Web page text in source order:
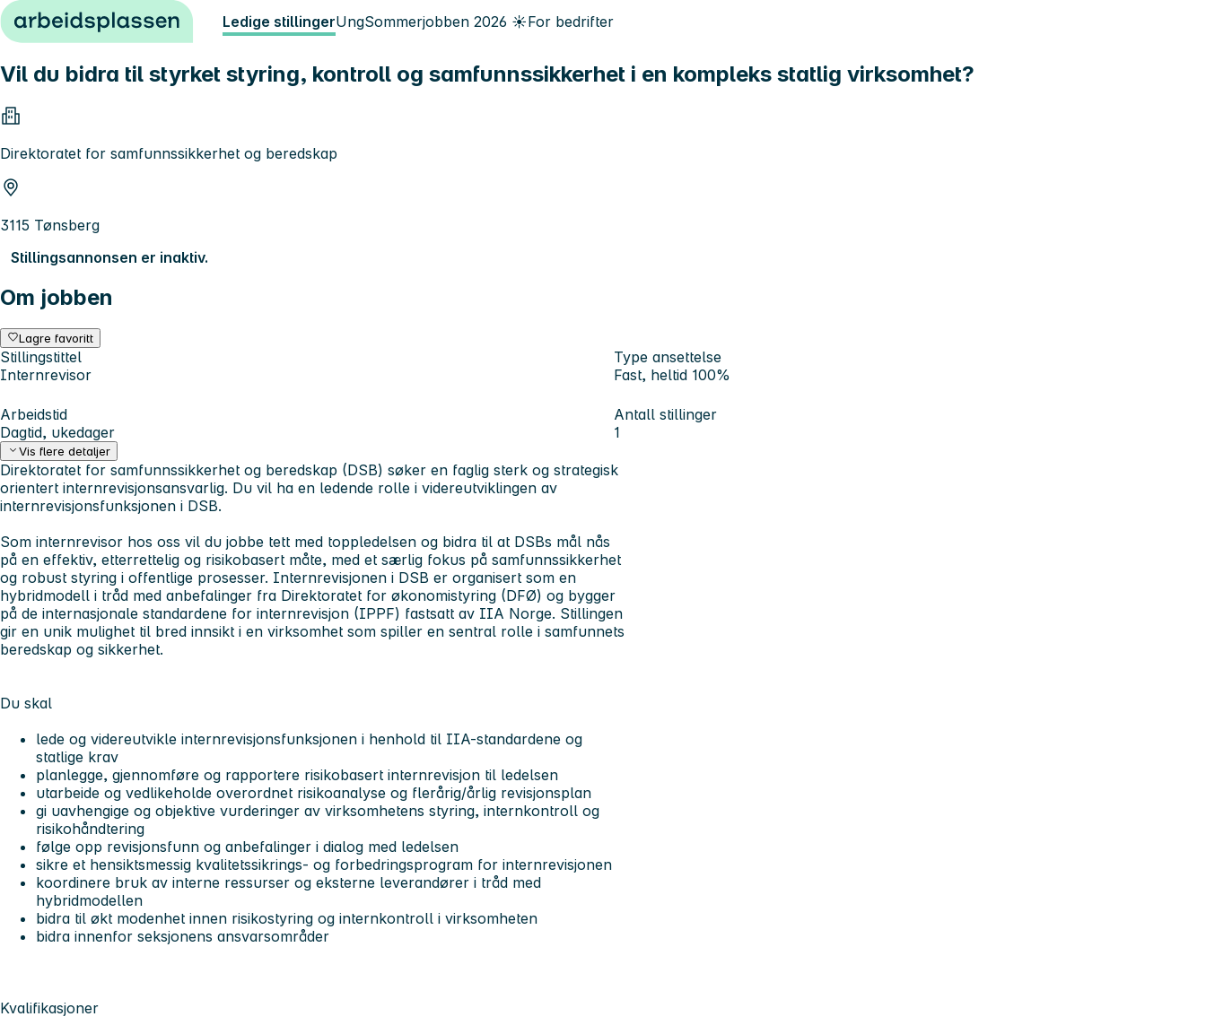
Hopp til innhold Ledige stillingerUngSommerjobben 2026 ☀️For bedrifter
Vil du bidra til styrket styring, kontroll og samfunnssikkerhet i en kompleks statlig virksomhet?
Direktoratet for samfunnssikkerhet og beredskap
3115 Tønsberg
Stillingsannonsen er inaktiv.
Om jobben
Lagre favoritt
Stillingstittel
Internrevisor
Type ansettelse
Fast, heltid 100%
Arbeidstid
Dagtid, ukedager
Antall stillinger
1
Vis flere detaljer
Direktoratet for samfunnssikkerhet og beredskap (DSB) søker en faglig sterk og strategisk
orientert internrevisjonsansvarlig. Du vil ha en ledende rolle i videreutviklingen av
internrevisjonsfunksjonen i DSB.
Som internrevisor hos oss vil du jobbe tett med toppledelsen og bidra til at DSBs mål nås
på en effektiv, etterrettelig og risikobasert måte, med et særlig fokus på samfunnssikkerhet
og robust styring i offentlige prosesser. Internrevisjonen i DSB er organisert som en
hybridmodell i tråd med anbefalinger fra Direktoratet for økonomistyring (DFØ) og bygger
på de internasjonale standardene for internrevisjon (IPPF) fastsatt av IIA Norge. Stillingen
gir en unik mulighet til bred innsikt i en virksomhet som spiller en sentral rolle i samfunnets
beredskap og sikkerhet.
Du skal
lede og videreutvikle internrevisjonsfunksjonen i henhold til IIA-standardene og
statlige krav
planlegge, gjennomføre og rapportere risikobasert internrevisjon til ledelsen
utarbeide og vedlikeholde overordnet risikoanalyse og flerårig/årlig revisjonsplan
gi uavhengige og objektive vurderinger av virksomhetens styring, internkontroll og
risikohåndtering
følge opp revisjonsfunn og anbefalinger i dialog med ledelsen
sikre et hensiktsmessig kvalitetssikrings- og forbedringsprogram for internrevisjonen
koordinere bruk av interne ressurser og eksterne leverandører i tråd med
hybridmodellen
bidra til økt modenhet innen risikostyring og internkontroll i virksomheten
bidra innenfor seksjonens ansvarsområder
Kvalifikasjoner